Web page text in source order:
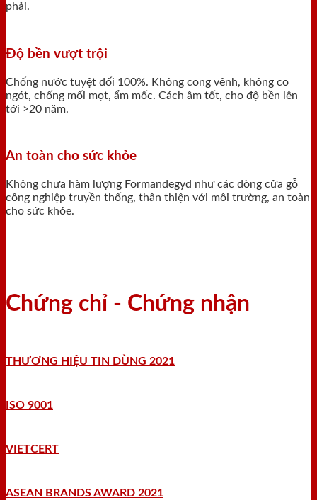
phải.
Độ bền vượt trội
Chống nước tuyệt đối 100%. Không cong vênh, không co
ngót, chống mối mọt, ẩm mốc. Cách âm tốt, cho độ bền lên
tới >20 năm.
An toàn cho sức khỏe
Không chưa hàm lượng Formandegyd như các dòng cửa gỗ
công nghiệp truyền thống, thân thiện với môi trường, an toàn
cho sức khỏe.
Chứng chỉ - Chứng nhận
THƯƠNG HIỆU TIN DÙNG 2021
ISO 9001
VIETCERT
ASEAN BRANDS AWARD 2021